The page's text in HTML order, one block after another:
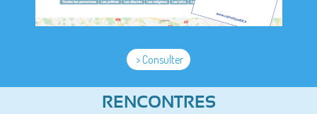
> Consulter
RENCONTRES